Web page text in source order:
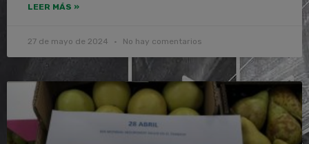
LEER MÁS »
27 de mayo de 2024 No hay comentarios